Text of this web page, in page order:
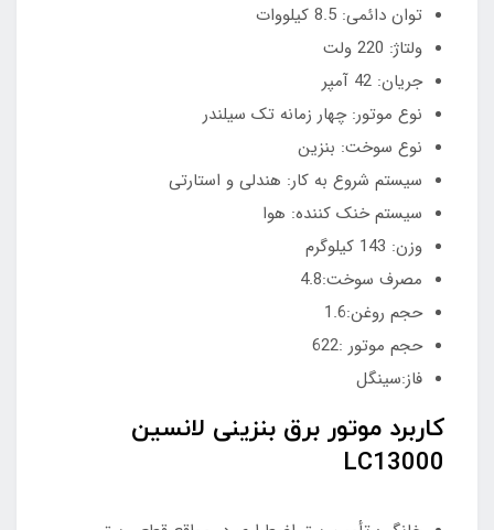
توان دائمی: 8.5 کیلووات
ولتاژ: 220 ولت
جریان: 42 آمپر
نوع موتور: چهار زمانه تک سیلندر
نوع سوخت: بنزین
سیستم شروع به کار: هندلی و استارتی
سیستم خنک کننده: هوا
وزن: 143 کیلوگرم
مصرف سوخت:4.8
حجم روغن:1.6
حجم موتور :622
فاز:سینگل
کاربرد موتور برق بنزینی لانسین
LC13000